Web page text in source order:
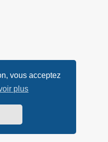
vous acceptez
plus